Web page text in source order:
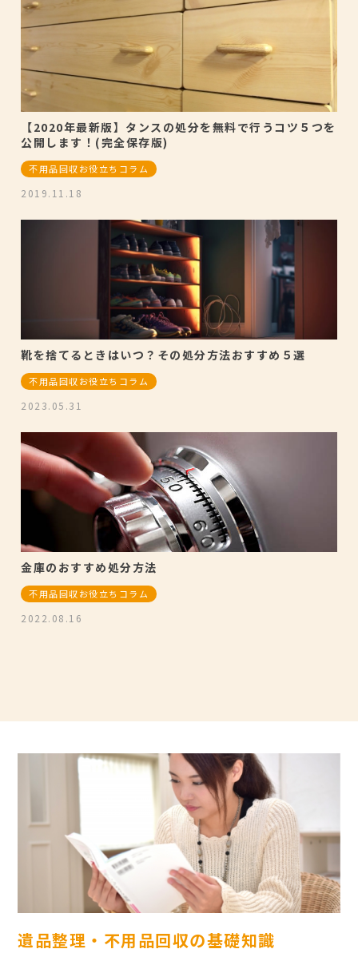
【2020年最新版】タンスの処分を無料で行うコツ５つを
公開します！(完全保存版)
不用品回収お役立ちコラム
2019.11.18
靴を捨てるときはいつ？その処分方法おすすめ５選
不用品回収お役立ちコラム
2023.05.31
金庫のおすすめ処分方法
不用品回収お役立ちコラム
2022.08.16
遺品整理・不用品回収の基礎知識